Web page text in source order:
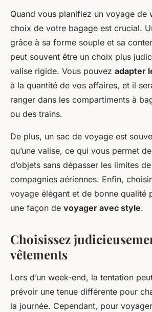
Quand vous planifiez un voyage de
choix de votre bagage est crucial.
grâce à sa forme souple et sa
peut souvent être un choix plus
valise rigide. Vous pouvez adapter
à la quantité de vos affaires, et il
ranger dans les compartiments à
ou des trains.
De plus, un sac de voyage est
qu’une valise, ce qui vous permet
d’objets sans dépasser les limites
compagnies aériennes. Enfin,
voyage élégant et de bonne qualité
une façon de voyager avec style.
Choisissez
vêtements
Lors d’un week-end, la tentation
prévoir une tenue différente pour
la journée. Cependant, pour